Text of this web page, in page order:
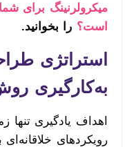
میکرولرنینگ برای
است؟ را بخوانید.
استراتژی
به‌کارگیری
اهداف یادگیری
رویکردهای